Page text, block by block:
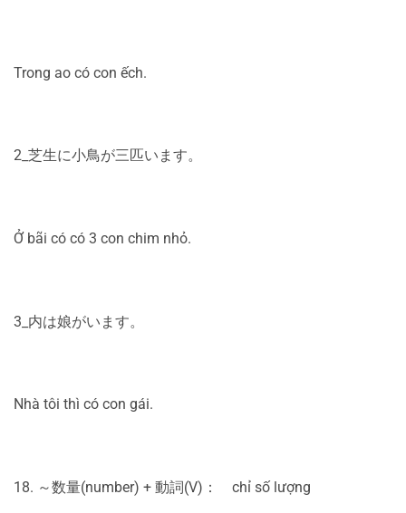
Trong ao có con ếch.
2_芝生に小鳥が三匹います。
Ở bãi có có 3 con chim nhỏ.
3_内は娘がいます。
Nhà tôi thì có con gái.
18. ～数量(number) + 動詞(V)： chỉ số lượng